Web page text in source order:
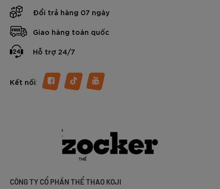
Đổi trả hàng 07 ngày
Giao hàng toàn quốc
Hỗ trợ 24/7
Kết nối:
CÔNG TY CỔ PHẦN THỂ THAO KOJI